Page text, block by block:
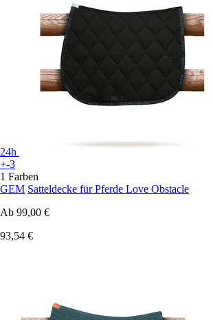
24h
+-3
1 Farben
GEM Satteldecke für Pferde Love Obstacle
Ab 99,00 €
93,54 €